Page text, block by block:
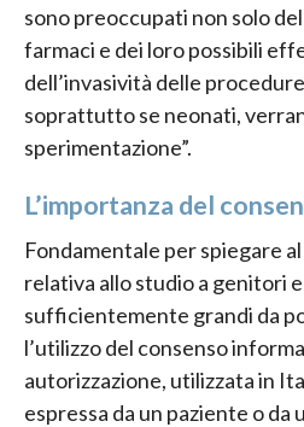
sono preoccupati non solo
farmaci e dei loro possibili
dell’invasività delle
soprattutto se neonati,
sperimentazione”.
L’importanza del
Fondamentale per spiegare
relativa allo studio a genitori
sufficientemente grandi da
l’utilizzo del consenso
autorizzazione, utilizzata in
espressa da un paziente o